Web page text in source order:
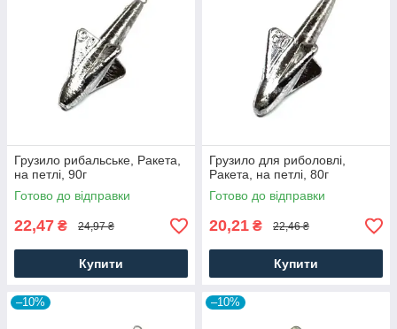
Грузило рибальське, Ракета,
на петлі, 90г
Готово до відправки
22,47 ₴ 24,97 ₴
Купити
Грузило для риболовлі,
Ракета, на петлі, 80г
Готово до відправки
20,21 ₴ 22,46 ₴
Купити
–10% –10%